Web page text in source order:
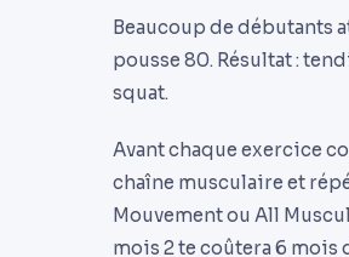
Beaucoup de débutants
pousse 80. Résultat :
squat.
Avant chaque exercice
chaîne musculaire et
Mouvement ou All
mois 2 te coûtera 6 mois